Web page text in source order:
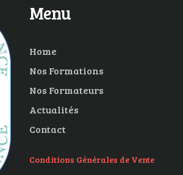
Menu
Home
Nos Formations
Nos Formateurs
Actualités
Contact
Conditions Générales de Vente